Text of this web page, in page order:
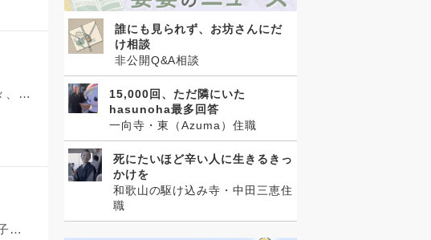
妹のお腹に宿った新しい命が胎内で亡くなっていた事が判明しました。死産です。 近々、亡くなった胎児の摘出手術を行うとの事でした。 この件に関して、3つ質問をさせて頂きたく存じます。 ※妹は実妹（血の繋がった姉妹） ※妹は昨年結婚し、他家に嫁ぎました。 ※現在は実家から離れた他県におり、なかなか会いに行けません（最後に会ったのは、昨年の結婚式の時） 《弔いについて》 妹は既に他家に嫁いだ身です。 この場合、胎児の供養は『嫁ぎ先の家』のみで行うものでしょうか？ 妹の実家（＝私の家）では手出し等をしてはいけないものでしょうか。 《喪中ついて》 亡くなった胎児は「妹の嫁ぎ先の子供」です。 この場合、妹の実家（＝私の家）は【喪中ではない】という事になるのでしょうか？ それとも妹の子供なので、【実家も喪中】となるのでしょうか？ そして、もし喪中となるのなら服喪期間はどの位になのでしょうか？ 《服喪について》 亡くなった子供は『妹の嫁ぎ先の子供』ですが、実家にとっても「初孫」「初の甥っ子か姪っ子」です。 この場合、妹の嫁ぎ先の家だけでなく、実家側も「服喪中」となるのでしょうか？ 特に「服喪中にすべきではない事」は、実家も避けるべきですか？（例えば、神社への参拝など） ---- 私にとっては、初めての甥っ子か姪っ子にあたる子です。私の両親にとっては、初孫にあたる子です。（なお、胎児の性別は聞いていません） 抱き締めてあげたい、愛しい想いで一杯です。 「死産」の連絡を聞いた時はとてもショックでした。 長年子供の誕生を願っていた妹にとっても、非常にショックが大きいようです。 今は嫁ぎ先の家も実家もショックと混乱で一杯です。 嫁ぎ先の県に赴いて何か出来ればとも思いましたが、現在の社会情勢の都合上、移動は困難な状況です。 この世に生まれることが叶わなかった小さな命。愛しくて切なくて悲しくて…複雑な心境です。 たとえ遠方にいても、亡くなった胎児（甥っ子か姪っ子）に弔いや供養の心が届けばいいな…と思うばかり。 私は、せめて実家の近くにあるお寺様で手を合わせて祈りを捧げようと思っています。 死産の連絡を聞き『死産における弔いと供養はどうすれば？』『実家側は何をすべき？』と疑問と混乱で一杯になってしまいました。 恐れ入りますが、ご教示頂けますと幸いです。宜しくお願い申し上げます。
以前質問させていただいた者です。 こどもを死産してもうすぐ一年になります。 その子のお墓や仏壇ができ、一周忌の法要もお願いしています。その際にお墓への納骨もさせていただく予定です。 ですが、私自身、未だに気持ちの整理がつけられず、お墓や御仏壇のことを考えると気が遠くなり、辛くなってしまいます。辛さというのは、こどもが亡くなった悲しさ、あの時私がもっと早く病院に行っていたら亡くなることはなかったのではないかという後悔、生きて産んであげられなかった私自身を責める気持ちです。 夫は、私の気持ちを聞いてくれ、お墓も仏壇も作らない方がいいのではと気遣ってもくれましたが、夫自身は、お墓や御仏壇をそろえて手を合わせることが供養になるとの想いがあり、準備をすすめてくれました。 これまで、仮の御仏壇に毎日手を合わせてきましたが、想うのは「ごめんね」と「また会いたい、また抱っこしたい」ばかりです。悔やんでも自分を責めても、亡くなった命はもどらないし、供養にならないと思いながらも、一年経ってもそんな自分を変えられないでいます。 一周忌は来週ですが、法要の間もお墓や御仏壇から目をそらしてしまいそうで、涙が出て動けなくなりそうで、きちんとして居られる自信がありません。 供養の仕方がわかりません。私はどうしたら供養をしてあげられるでしょうか。
誰にも見られず、お坊さんにだ
け相談
非公開Q&A相談
15,000回、ただ隣にいた
hasunoha最多回答
一向寺・東（Azuma）住職
死にたいほど辛い人に生きるきっ
かけを
和歌山の駆け込み寺・中田三恵住
職